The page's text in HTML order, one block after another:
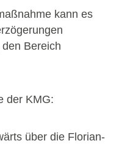
kann es
Bereich
der KMG:
über die Florian-